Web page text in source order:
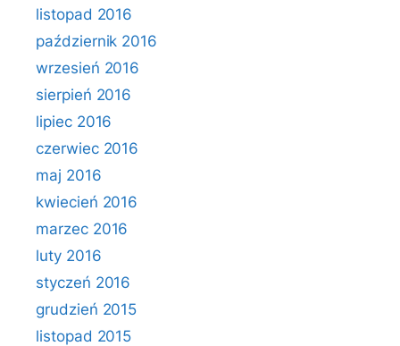
listopad 2016
październik 2016
wrzesień 2016
sierpień 2016
lipiec 2016
czerwiec 2016
maj 2016
kwiecień 2016
marzec 2016
luty 2016
styczeń 2016
grudzień 2015
listopad 2015